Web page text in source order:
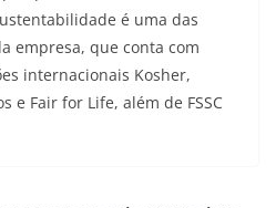
é uma das
empresa, que conta com
internacionais Kosher,
e Fair for Life, além de FSSC